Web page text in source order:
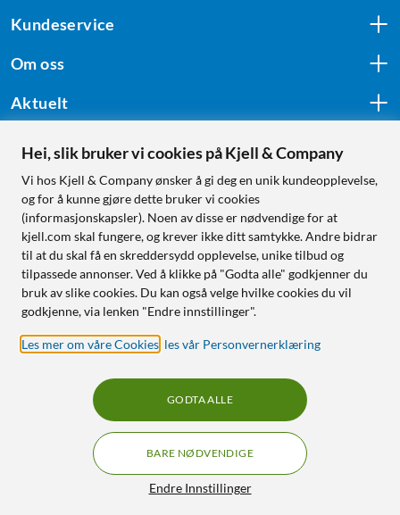
Kundeservice
Om oss
Aktuelt
Følg oss
Handle fra:
Sverige
Norge
RÅD OG TILBEHØR TIL
HJEMMEELEKTRONIKK
Hei, slik bruker vi cookies på Kjell & Company
Vi hos Kjell & Company ønsker å gi deg en unik kundeopplevelse,
og for å kunne gjøre dette bruker vi cookies
(informasjonskapsler). Noen av disse er nødvendige for at
kjell.com skal fungere, og krever ikke ditt samtykke. Andre bidrar
til at du skal få en skreddersydd opplevelse, unike tilbud og
tilpassede annonser. Ved å klikke på "Godta alle" godkjenner du
bruk av slike cookies. Du kan også velge hvilke cookies du vil
godkjenne, via lenken "Endre innstillinger".
Les mer om våre Cookies les vår Personvernerklæring
Endre Innstillinger
BARE NØDVENDIGE
GODTA ALLE